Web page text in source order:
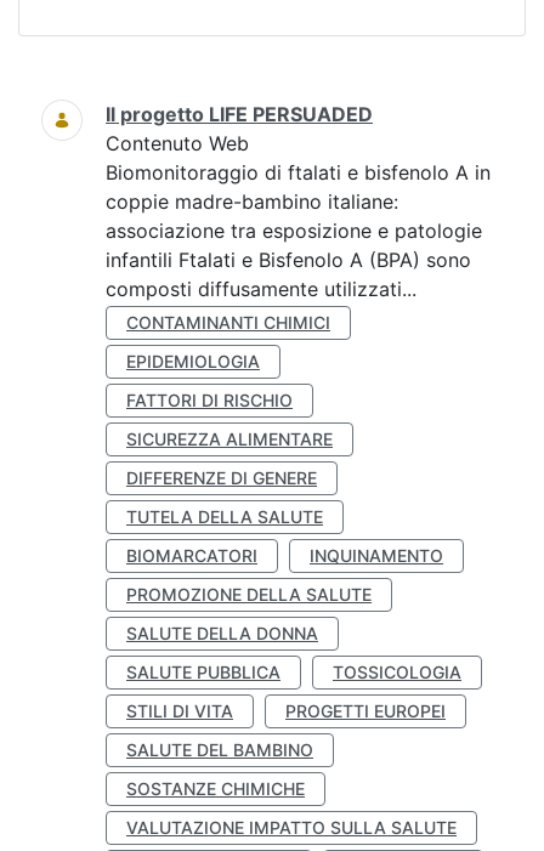
Ricerca
Il progetto LIFE PERSUADED
Contenuto Web
Biomonitoraggio di ftalati e bisfenolo A in
coppie madre-bambino italiane:
associazione tra esposizione e patologie
infantili Ftalati e Bisfenolo A (BPA) sono
composti diffusamente utilizzati...
CONTAMINANTI CHIMICI
EPIDEMIOLOGIA
FATTORI DI RISCHIO
SICUREZZA ALIMENTARE
DIFFERENZE DI GENERE
TUTELA DELLA SALUTE
BIOMARCATORI
INQUINAMENTO
PROMOZIONE DELLA SALUTE
SALUTE DELLA DONNA
SALUTE PUBBLICA
TOSSICOLOGIA
STILI DI VITA
PROGETTI EUROPEI
SALUTE DEL BAMBINO
SOSTANZE CHIMICHE
VALUTAZIONE IMPATTO SULLA SALUTE